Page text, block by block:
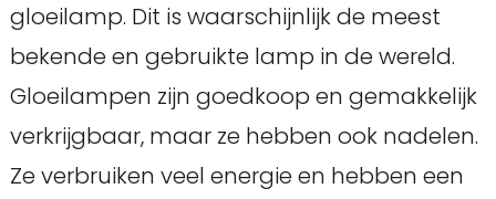
gloeilamp. Dit is waarschijnlijk de meest
bekende en gebruikte lamp in de wereld.
Gloeilampen zijn goedkoop en gemakkelijk
verkrijgbaar, maar ze hebben ook nadelen.
Ze verbruiken veel energie en hebben een